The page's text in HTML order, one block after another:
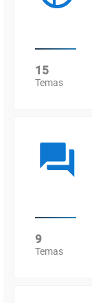
15
Temas
9
Temas